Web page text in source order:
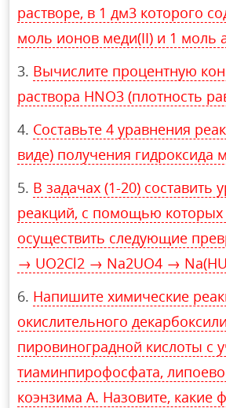
растворе, в 1 дм3 которого
моль ионов меди(II) и 1 моль
Вычислите процентную
раствора HNO3 (плотность
Составьте 4 уравнения
виде) получения гидроксида
В задачах (1-20) составить
реакций, с помощью
осуществить следующие
→ UO2Cl2 → Na2UO4 →
Напишите химические
окислительного
пировиноградной кислоты с
тиаминпирофосфата,
коэнзима А. Назовите, какие